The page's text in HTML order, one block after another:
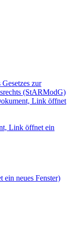
zur
(StARModG)
Link öffnet
Link öffnet ein
ein neues Fenster)